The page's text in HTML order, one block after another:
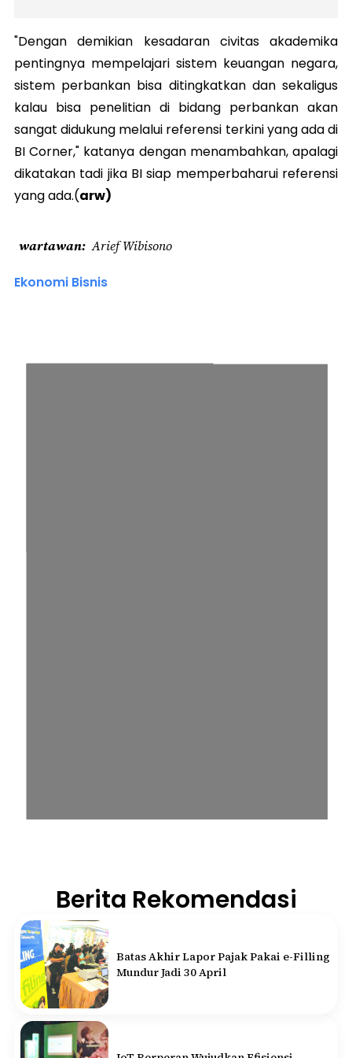
"Dengan demikian kesadaran civitas akademika
pentingnya mempelajari sistem keuangan negara,
sistem perbankan bisa ditingkatkan dan sekaligus
kalau bisa penelitian di bidang perbankan akan
sangat didukung melalui referensi terkini yang ada di
BI Corner," katanya dengan menambahkan, apalagi
dikatakan tadi jika BI siap memperbaharui referensi
yang ada.(arw)
wartawan Arief Wibisono
Ekonomi Bisnis
Berita Rekomendasi
Batas Akhir Lapor Pajak Pakai e-Filling
Mundur Jadi 30 April